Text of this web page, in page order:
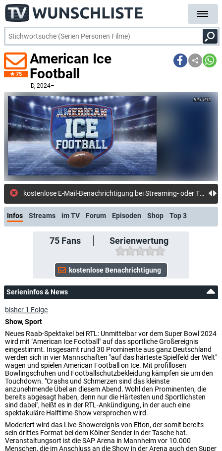
75
American Ice
Football
D, 2024–
RTL
kostenlose E-Mail-Benachrichtigung bei Streaming- oder TV-Start
Infos Streams im TV Forum Episoden Shop Top 3
75Fans Serienwertung
Serieninfos & News
bisher 1 Folge
Show, Sport
Neues Raab-Spektakel bei RTL: Unmittelbar vor dem Super Bowl 2024
wird mit "American Ice Football" auf das sportliche Großereignis
eingestimmt. Insgesamt rund 30 Prominente aus ganz Deutschland
werden sich in vier Mannschaften "auf das härteste Spielfeld der Welt"
wagen und spielen American Football on Ice. Mit profillosen
Bowlingschuhen und Footballschutzbekleidung kämpfen sie um den
Touchdown. "Crashs und Schmerzen sind das kleinste
anzunehmende Übel an diesem Abend. Wohl den Prominenten, die
bereits abgesagt haben, denn nur die Härtesten und Sportlichsten
sind dabei", heißt es in der RTL-Ankündigung, in der auch eine
spektakuläre Halftime-Show versprochen wird.
Moderiert wird das Live-Showereignis von Elton, der somit bereits
sein drittes Format bei dem Kölner Sender in der Tasche hat.
Veranstaltungsort ist die SAP Arena in Mannheim vor 10.000
Menschen, die im Anschluss an die Show in der Arena auch den Super